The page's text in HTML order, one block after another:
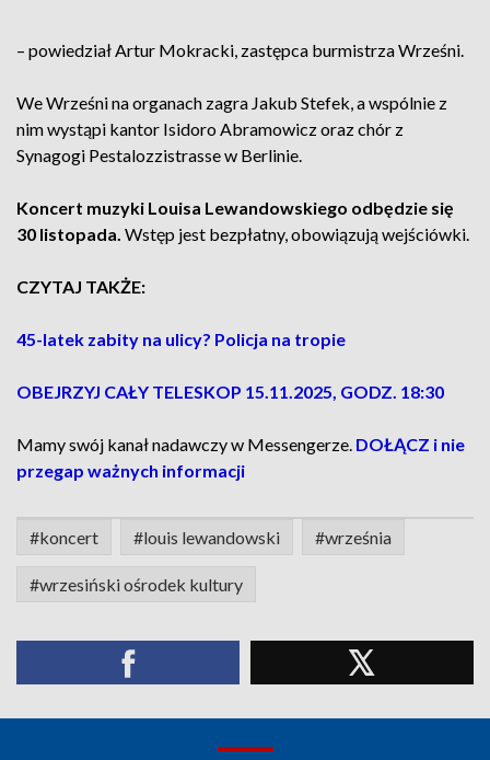
– powiedział Artur Mokracki, zastępca burmistrza Wrześni.
We Wrześni na organach zagra Jakub Stefek, a wspólnie z
nim wystąpi kantor Isidoro Abramowicz oraz chór z
Synagogi Pestalozzistrasse w Berlinie.
Koncert muzyki Louisa Lewandowskiego odbędzie się
30 listopada. Wstęp jest bezpłatny, obowiązują wejściówki.
CZYTAJ TAKŻE:
45-latek zabity na ulicy? Policja na tropie
OBEJRZYJ CAŁY TELESKOP 15.11.2025, GODZ. 18:30
Mamy swój kanał nadawczy w Messengerze. DOŁĄCZ i nie
przegap ważnych informacji
#koncert #louis lewandowski #września
#wrzesiński ośrodek kultury